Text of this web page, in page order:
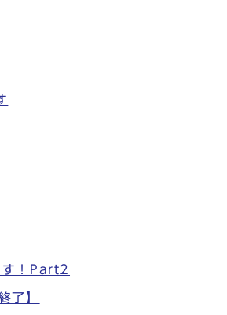
す！Part2
了】